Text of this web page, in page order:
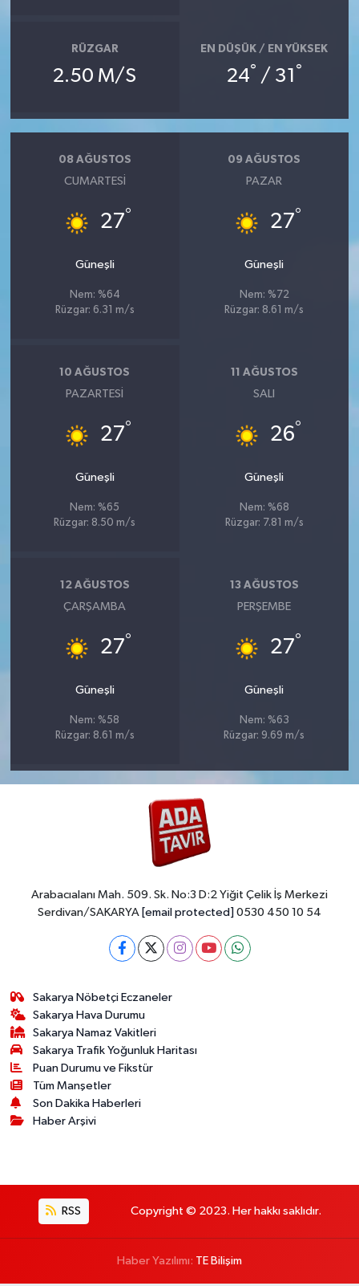
RÜZGAR
2.50 M/S
EN DÜŞÜK / EN YÜKSEK
24° / 31 °
08 AĞUSTOS
CUMARTESI
27°
Güneşli
Nem: %64
Rüzgar: 6.31 m/s
09 AĞUSTOS
PAZAR
27°
Güneşli
Nem: %72
Rüzgar: 8.61 m/s
10 AĞUSTOS
PAZARTESI
27°
Güneşli
Nem: %65
Rüzgar: 8.50 m/s
11 AĞUSTOS
SALI
26°
Güneşli
Nem: %68
Rüzgar: 7.81 m/s
12 AĞUSTOS
ÇARŞAMBA
27°
Güneşli
Nem: %58
Rüzgar: 8.61 m/s
13 AĞUSTOS
PERŞEMBE
27°
Güneşli
Nem: %63
Rüzgar: 9.69 m/s
Arabacıalanı Mah. 509. Sk. No:3 D:2 Yiğit Çelik İş Merkezi
Serdivan/SAKARYA [email protected] 0530 450 10 54
Sakarya Nöbetçi Eczaneler
Sakarya Hava Durumu
Sakarya Namaz Vakitleri
Sakarya Trafik Yoğunluk Haritası
Puan Durumu ve Fikstür
Tüm Manşetler
Son Dakika Haberleri
Haber Arşivi
RSS Copyright © 2023. Her hakkı saklıdır.
Haber Yazılımı: TE Bilişim